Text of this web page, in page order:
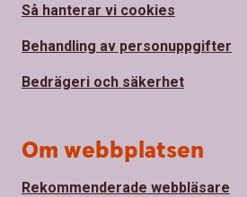
Så hanterar vi cookies
Behandling av personuppgifter
Bedrägeri och säkerhet
Om webbplatsen
Rekommenderade webbläsare